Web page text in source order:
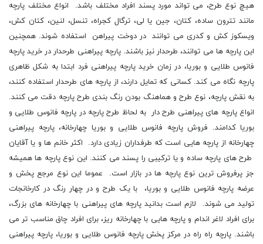
هیچ نوع طرح، می تواند مورد پسند افراد مختلف باشد. انواع مختلف پارچه
مانند تترون ساده، کتان، جین یا لی، ترگال کجراه، تنسل، لنین، کتان کش،
ویسکوز کش و کدری می توانند در دوخت پیراهن استفاده شوند. همچنین
این پارچه ها می توانند، طرحدار نیز باشند. پارچه پیراهنی طرحدار در خرید پارچه
فانوس طلایی و بوریا، در زمان خرید پارچه پیراهنی فرد ابتدا به شکل ظاهری
پارچه نگاه می کند. کسانی که تمایل دارند، از پارچه های طرحدار استفاده کنند،
به نقش پارچه، نوع طرح و هماهنگ بودن رنگ بندی طرح پارچه دقت می کنند.
انواع پارچه های پیراهنی طرح دار به لحاظ طرح پارچه در پارچه فانوس طلایی و
بوریا کدامند. فروش پارچه فانوس طلایی و بوریا چهارخانه، پارچه پیراهنی
چهارخانه از پارچه هایی است که طرفداران زیادی دارد. اکثر خانم ها و یا آقایان
طرح های پارچه ساده و یا ترکیبی را پسند می کنند. این نوع پارچه ها همیشه
جز پرفروش ترین نوع پارچه ها در بازار است. عموما این نوع مرجع پخش و
عرضه پارچه فانوس طلایی و بوریا، با یک طرح و در چهار رنگ در کارخانجات
تولید می شوند. لازم است بدانید پارچه های پیراهنی با چهارخانه های بزرگ،
برای افراد لاغر اندام و پارچه هایی با چهارخانه ریز، برای افراد چاق مناسب تر می
باشند. پارچه راه راه در مرکز پخش پارچه فانوس طلایی و بوریا، پارچه پیراهنی